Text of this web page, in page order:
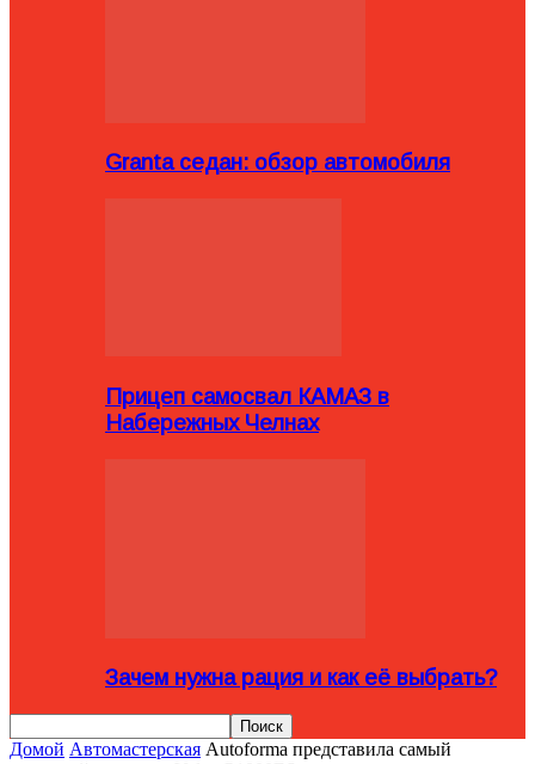
Granta седан: обзор автомобиля
Прицеп самосвал КАМАЗ в
Набережных Челнах
Зачем нужна рация и как её выбрать?
Домой Автомастерская Autoforma представила самый